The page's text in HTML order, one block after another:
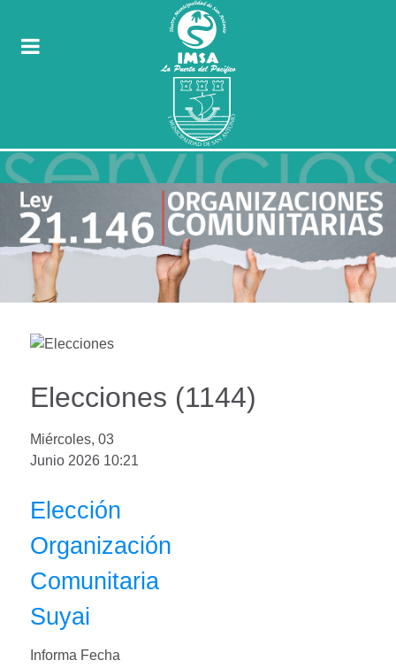
Elecciones (1144)
Miércoles, 03
Junio 2026 10:21
Elección
Organización
Comunitaria
Suyai
Informa Fecha